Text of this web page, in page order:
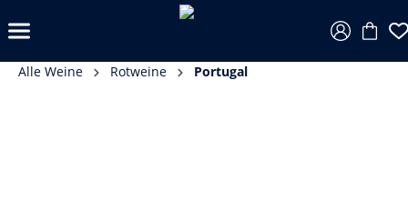
Alle Weine Rotweine Portugal